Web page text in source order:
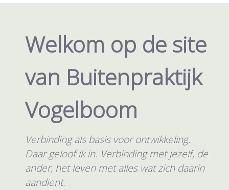
Welkom op de site
van Buitenpraktijk
Vogelboom
Verbinding als basis voor ontwikkeling.
Daar geloof ik in. Verbinding met jezelf, de
ander, het leven met alles wat zich daarin
aandient.